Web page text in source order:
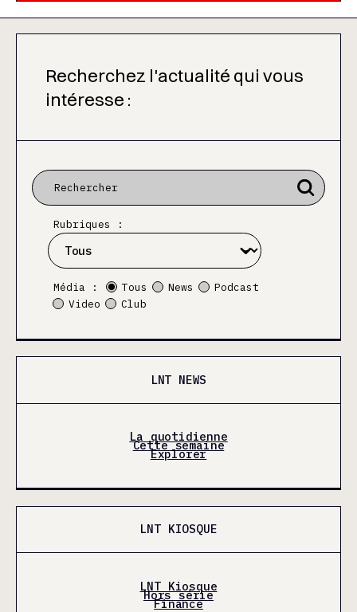
Recherchez l'actualité qui vous
intéresse :
Rubriques :
Média : Tous News
Podcast
Video
Club
LNT NEWS
La quotidienne
Cette semaine
Explorer
LNT KIOSQUE
LNT Kiosque
Hors série
Finance